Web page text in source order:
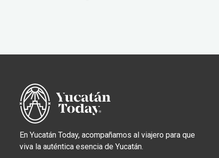
En Yucatán Today, acompañamos al viajero para que
viva la auténtica esencia de Yucatán.